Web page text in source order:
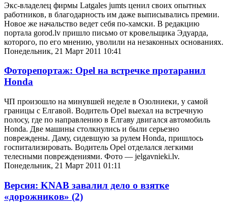
Экс-владелец фирмы Latgales jumts ценил своих опытных
работников, в благодарность им даже выписывались премии.
Новое же начальство ведет себя по-хамски. В редакцию
портала gorod.lv пришло письмо от кровельщика Эдуарда,
которого, по его мнению, уволили на незаконных основаниях.
Понедельник, 21 Март 2011 10:41
Фоторепортаж: Opel на встречке протаранил
Honda
ЧП произошло на минувшей неделе в Озолниеки, у самой
границы с Елгавой. Водитель Opel выехал на встречную
полосу, где по направлению в Елгаву двигался автомобиль
Honda. Две машины столкнулись и были серьезно
повреждены. Даму, сидевшую за рулем Honda, пришлось
госпитализировать. Водитель Opel отделался легкими
телесными повреждениями. Фото — jelgavnieki.lv.
Понедельник, 21 Март 2011 01:11
Версия: KNAB завалил дело о взятке
«дорожников» (2)